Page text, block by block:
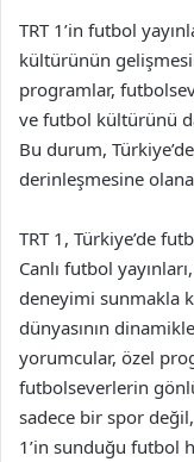
TRT 1’in futbol
kültürünün
programlar,
ve futbol kültürünü
Bu durum,
derinleşmesine
TRT 1, Türkiye’de
Canlı futbol
deneyimi sunmakla
dünyasının
yorumcular, özel
futbolseverlerin
sadece bir spor
1’in sunduğu futbol